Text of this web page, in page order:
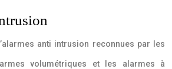
anti intrusion reconnues par les
volumétriques et les alarmes à